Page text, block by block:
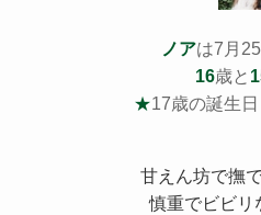
ノアは7月
16歳と
★17歳の誕生
甘えん坊で撫
慎重でビビリ